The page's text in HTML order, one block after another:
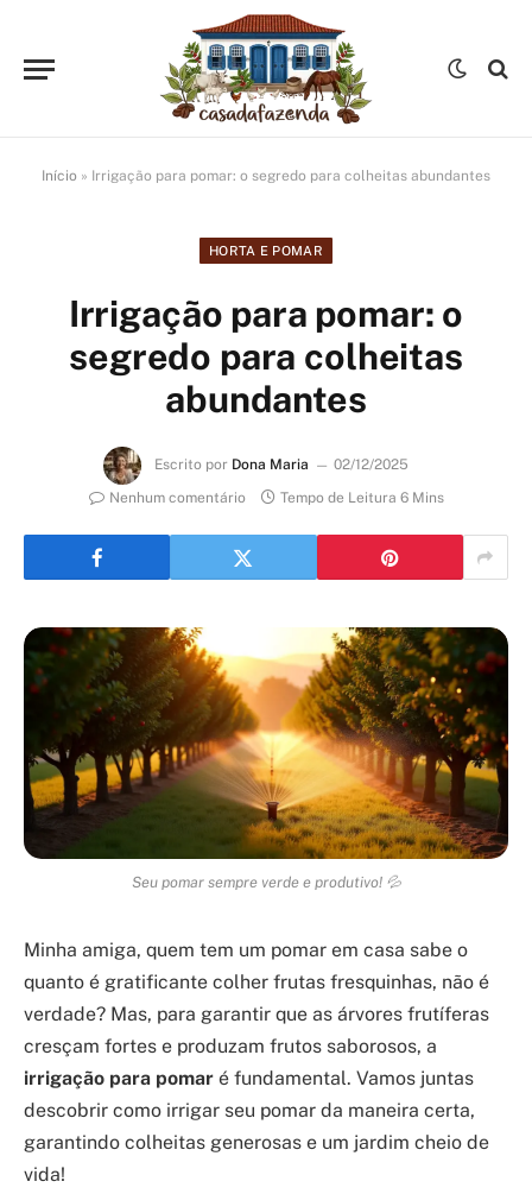
Início » Irrigação para pomar: o segredo para colheitas abundantes
HORTA E POMAR
Irrigação para pomar: o
segredo para colheitas
abundantes
Escrito por Dona Maria
02/12/2025
Nenhum comentário
Tempo de Leitura 6 Mins
Seu pomar sempre verde e produtivo! 💦
Minha amiga, quem tem um pomar em casa sabe o
quanto é gratificante colher frutas fresquinhas, não é
verdade? Mas, para garantir que as árvores frutíferas
cresçam fortes e produzam frutos saborosos, a
irrigação para pomar é fundamental. Vamos juntas
descobrir como irrigar seu pomar da maneira certa,
garantindo colheitas generosas e um jardim cheio de
vida!